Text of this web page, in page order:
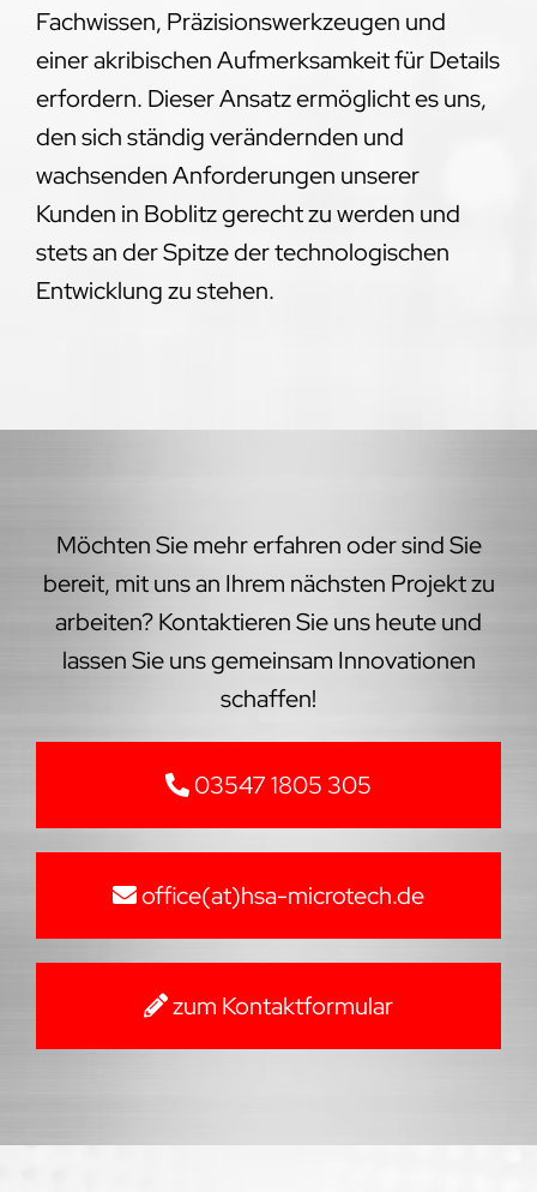
Fachwissen, Präzisionswerkzeugen und
einer akribischen Aufmerksamkeit für Details
erfordern. Dieser Ansatz ermöglicht es uns,
den sich ständig verändernden und
wachsenden Anforderungen unserer
Kunden in Boblitz gerecht zu werden und
stets an der Spitze der technologischen
Entwicklung zu stehen.
Möchten Sie mehr erfahren oder sind Sie
bereit, mit uns an Ihrem nächsten Projekt zu
arbeiten? Kontaktieren Sie uns heute und
lassen Sie uns gemeinsam Innovationen
schaffen!
03547 1805 305
office(at)hsa-microtech.de
zum Kontaktformular